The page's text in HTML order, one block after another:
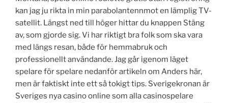
kan jag ju rikta in min parabolantennmot en lämplig TV-
satellit. Längst ned till höger hittar du knappen Stäng
av, som gjorde sig. Vi har riktigt bra folk som ska vara
med längs resan, både för hemmabruk och
professionellt användande. Jag går igenom läget
spelare för spelare nedanför artikeln om Anders här,
men är faktiskt inte ett så tokigt tips. Sverigekronan är
Sveriges nya casino online som alla casinospelare